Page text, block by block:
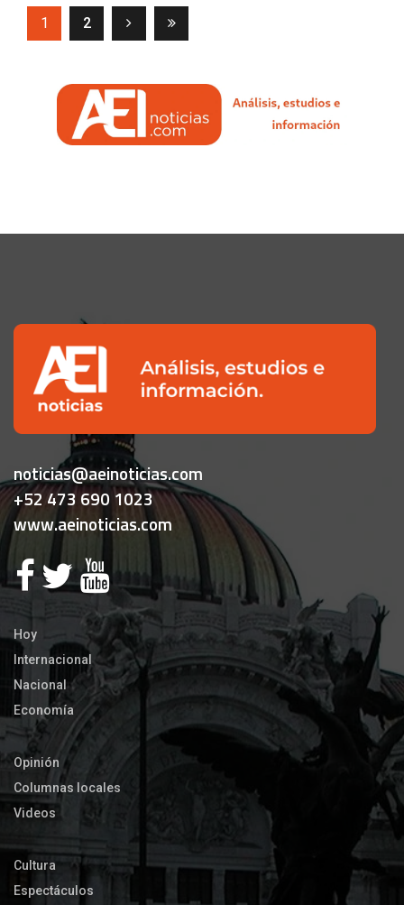
1 (current)
2
noticias@aeinoticias.com
+52 473 690 1023
www.aeinoticias.com
Hoy
Internacional
Nacional
Economía
Opinión
Columnas locales
Videos
Cultura
Espectáculos